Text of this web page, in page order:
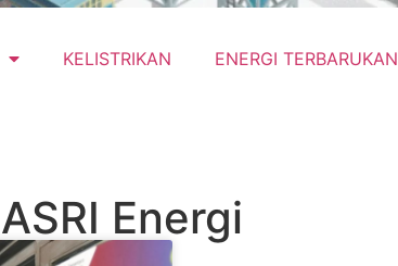
KELISTRIKAN ENERGI TERBARUKAN
Energi